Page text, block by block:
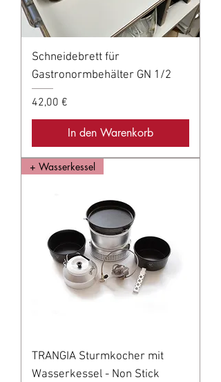
Schneidebrett für
Gastronormbehälter GN 1/2
Preis
42,00 €
In den Warenkorb
+ Wasserkessel
TRANGIA Sturmkocher mit
Wasserkessel - Non Stick